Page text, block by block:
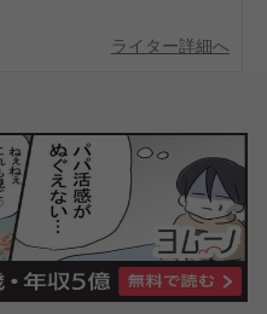
ライター詳細へ